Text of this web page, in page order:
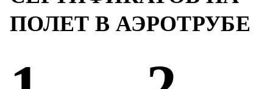
ПОЛЕТ В АЭРОТРУБЕ